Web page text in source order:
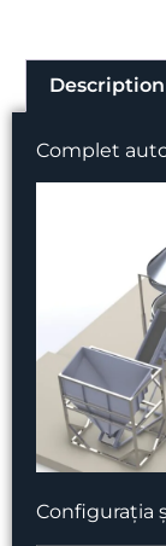
Description
Complet
Configurația